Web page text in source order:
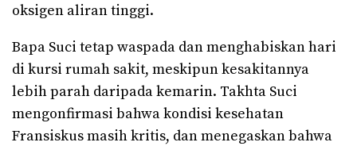
oksigen aliran tinggi.
Bapa Suci tetap waspada dan menghabiskan hari
di kursi rumah sakit, meskipun kesakitannya
lebih parah daripada kemarin. Takhta Suci
mengonfirmasi bahwa kondisi kesehatan
Fransiskus masih kritis, dan menegaskan bahwa